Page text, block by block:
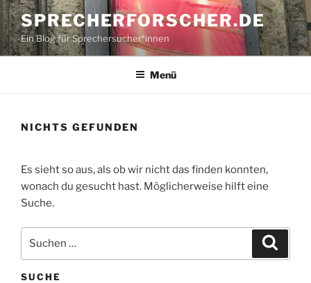
Zum
Inhalt
springen
SPRECHERFORSCHER.DE
Ein Blog für Sprechersucher*innen
Menü
NICHTS GEFUNDEN
Es sieht so aus, als ob wir nicht das finden konnten,
wonach du gesucht hast. Möglicherweise hilft eine
Suche.
nach:
SUCHE